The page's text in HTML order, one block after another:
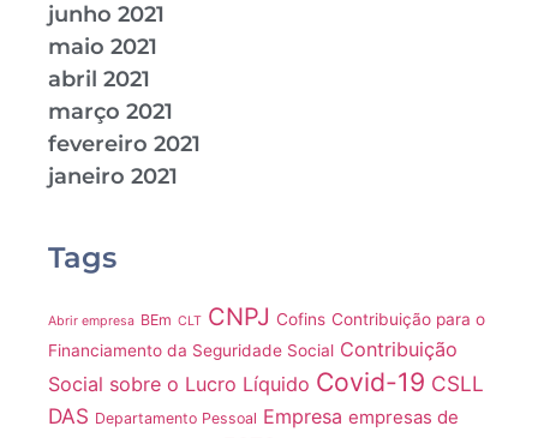
junho 2021
maio 2021
abril 2021
março 2021
fevereiro 2021
janeiro 2021
Tags
Abrir empresa BEm CLT CNPJ Cofins Contribuição para o
Financiamento da Seguridade Social Contribuição
Social sobre o Lucro Líquido Covid-19 CSLL
DAS Departamento Pessoal Empresa empresas de